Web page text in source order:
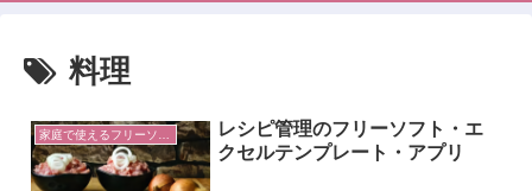
料理
レシピ管理のフリーソフト・エ
クセルテンプレート・アプリ